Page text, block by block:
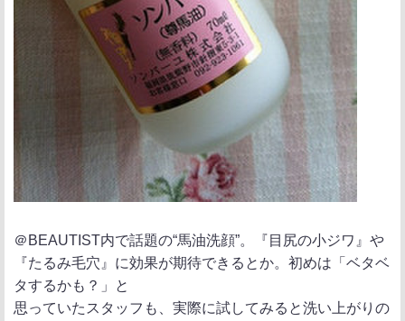
＠BEAUTIST内で話題の“馬油洗顔”。『目尻の小ジワ』や
『たるみ毛穴』に効果が期待できるとか。初めは「ベタベ
タするかも？」と
思っていたスタッフも、実際に試してみると洗い上がりの